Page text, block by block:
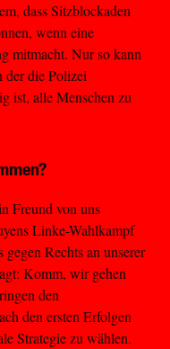
dass Sitzblockaden
wenn eine
mitmacht. Nur so kann
der die Polizei
ist, alle Menschen zu
Freund von uns
Linke-Wahlkampf
Rechts an unserer
Komm, wir gehen
den
den ersten Erfolgen
Strategie zu wählen.